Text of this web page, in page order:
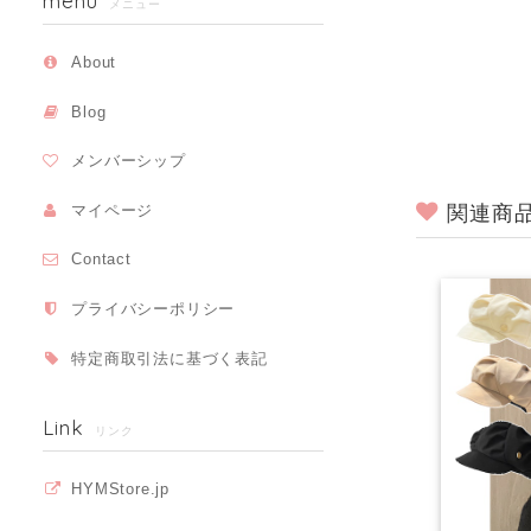
メニュー
About
Blog
メンバーシップ
マイページ
Contact
プライバシーポリシー
特定商取引法に基づく表記
Link リンク
HYMStore.jp
関連商